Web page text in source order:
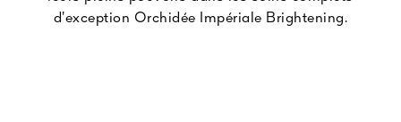
d’exception Orchidée Impériale Brightening.